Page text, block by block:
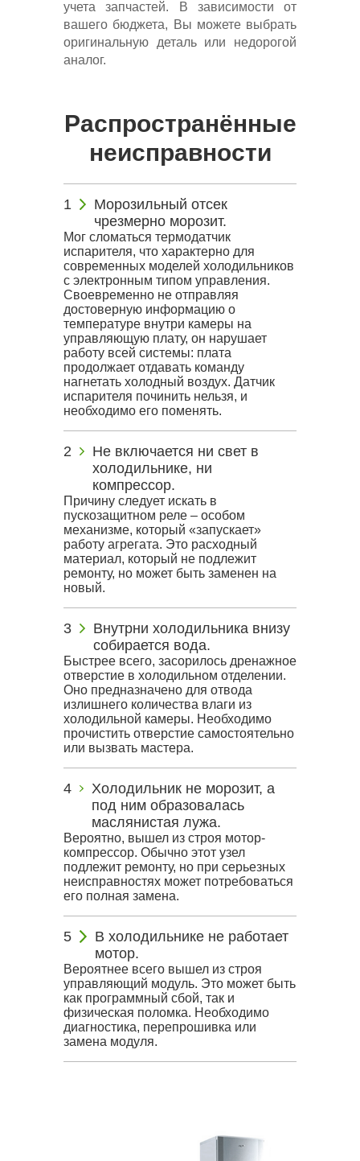
учета запчастей. В зависимости от
вашего бюджета, Вы можете выбрать
оригинальную деталь или недорогой
аналог.
Распространённые
неисправности
Морозильный отсек
чрезмерно морозит.
Мог сломаться термодатчик
испарителя, что характерно для
современных моделей холодильников
с электронным типом управления.
Своевременно не отправляя
достоверную информацию о
температуре внутри камеры на
управляющую плату, он нарушает
работу всей системы: плата
продолжает отдавать команду
нагнетать холодный воздух. Датчик
испарителя починить нельзя, и
необходимо его поменять.
Не включается ни свет в
холодильнике, ни
компрессор.
Причину следует искать в
пускозащитном реле – особом
механизме, который «запускает»
работу агрегата. Это расходный
материал, который не подлежит
ремонту, но может быть заменен на
новый.
Внутрни холодильника внизу
собирается вода.
Быстрее всего, засорилось дренажное
отверстие в холодильном отделении.
Оно предназначено для отвода
излишнего количества влаги из
холодильной камеры. Необходимо
прочистить отверстие самостоятельно
или вызвать мастера.
Холодильник не морозит, а
под ним образовалась
маслянистая лужа.
Вероятно, вышел из строя мотор-
компрессор. Обычно этот узел
подлежит ремонту, но при серьезных
неисправностях может потребоваться
его полная замена.
В холодильнике не работает
мотор.
Вероятнее всего вышел из строя
управляющий модуль. Это может быть
как программный сбой, так и
физическая поломка. Необходимо
диагностика, перепрошивка или
замена модуля.